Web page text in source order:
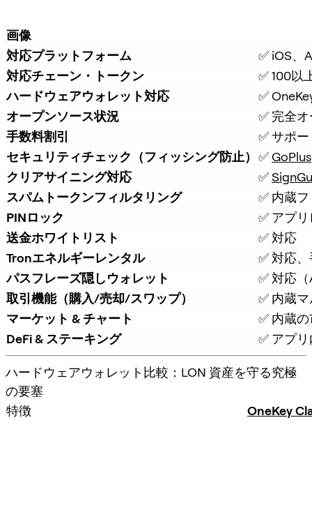
画像
対応プラットフォーム
✅ iOS、
対応チェーン・トークン
✅ 100以
ハードウェアウォレット対応
✅
オープンソース状況
✅ 完全
手数料割引
✅ サポ
セキュリティチェック（フィッシング防止） ✅ GoPlus
クリアサイニング対応
✅
スパムトークンフィルタリング
✅ 内蔵
PINロック
✅ アプ
送金ホワイトリスト
✅ 対応
Tronエネルギーレンタル
✅ 対応
パスフレーズ隠しウォレット
✅ 対応
取引機能（購入/売却/スワップ）
✅ 内蔵
マーケット & チャート
✅ 内蔵
DeFi & ステーキング
✅ アプ
ハードウェアウォレット比較：LON 資産を守る究極
の要塞
特徴
OneKey